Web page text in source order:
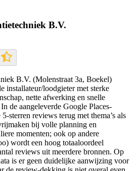
B.V.
B.V. (Molenstraat 3a, Boekel)
installateur/loodgieter met sterke
nette afwerking en snelle
de aangeleverde Google Places-
sterren reviews terug met thema’s als
bij volle planning en
momenten; ook op andere
wordt een hoog totaaloordeel
reviews uit meerdere bronnen. Op
is er geen duidelijke aanwijzing voor